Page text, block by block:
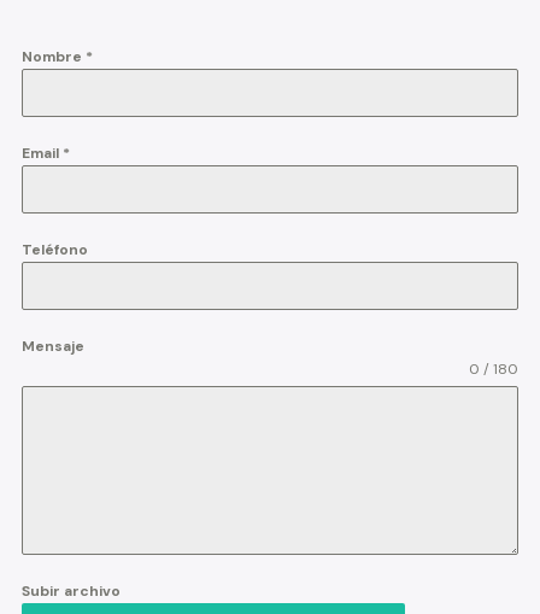
Nombre *
Email *
Teléfono
Mensaje
0 / 180
Subir archivo